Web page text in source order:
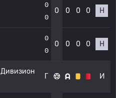
0
0
0 0 0 0 Н
0
0
0 0 0 0 Н
Дивизион
Г И